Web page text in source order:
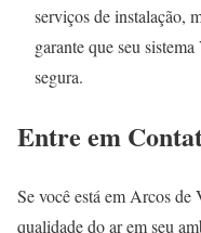
serviços de instalação,
garante que seu
segura.
Entre em
Se você está em Arcos de
qualidade do ar em seu